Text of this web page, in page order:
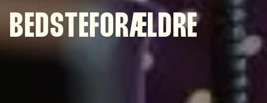
BEDSTEFORÆLDRE